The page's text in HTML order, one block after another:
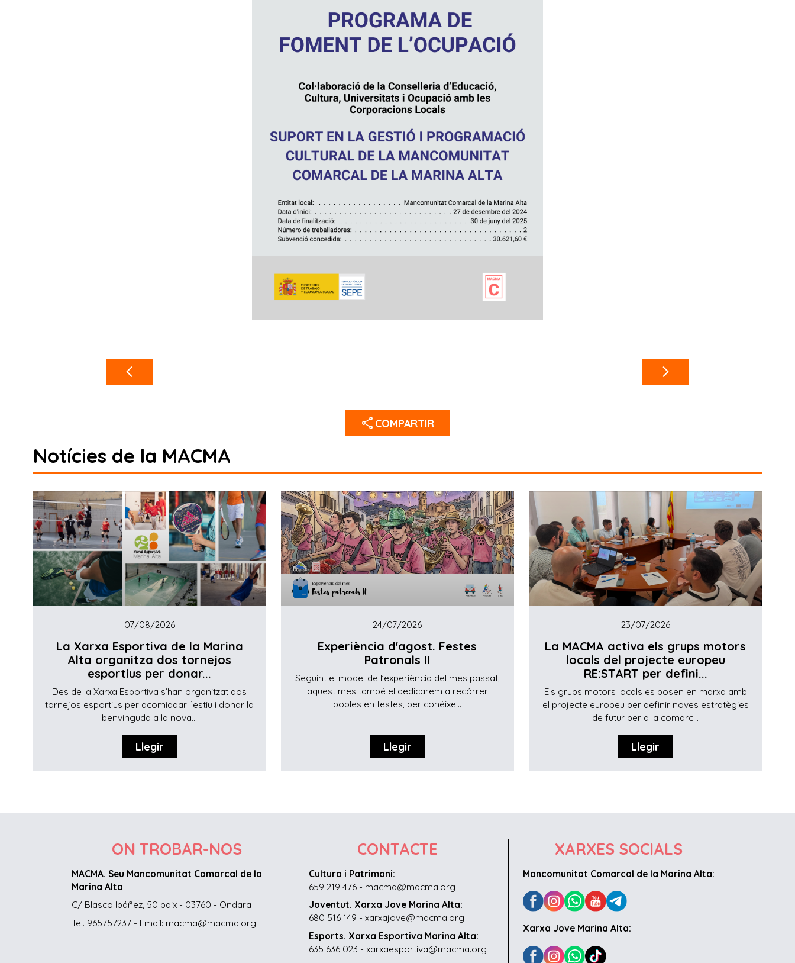
share COMPARTIR
Notícies de la MACMA
07/08/2026
La Xarxa Esportiva de la Marina
Alta organitza dos tornejos
esportius per donar...
Des de la Xarxa Esportiva s’han organitzat dos
tornejos esportius per acomiadar l’estiu i donar la
benvinguda a la nova...
Llegir
24/07/2026
Experiència d'agost. Festes
Patronals II
Seguint el model de l’experiència del mes passat,
aquest mes també el dedicarem a recórrer
pobles en festes, per conéixe...
Llegir
23/07/2026
La MACMA activa els grups motors
locals del projecte europeu
RE:START per defini...
Els grups motors locals es posen en marxa amb
el projecte europeu per definir noves estratègies
de futur per a la comarc...
Llegir
ON TROBAR-NOS
MACMA. Seu Mancomunitat Comarcal de la
Marina Alta
C/ Blasco Ibáñez, 50 baix - 03760 - Ondara
Tel. 965757237 - Email: macma@macma.org
CONTACTE
Cultura i Patrimoni:
659 219 476 - macma@macma.org
Joventut. Xarxa Jove Marina Alta:
680 516 149 - xarxajove@macma.org
Esports. Xarxa Esportiva Marina Alta:
635 636 023 - xarxaesportiva@macma.org
XARXES SOCIALS
Mancomunitat Comarcal de la Marina Alta:
Xarxa Jove Marina Alta: